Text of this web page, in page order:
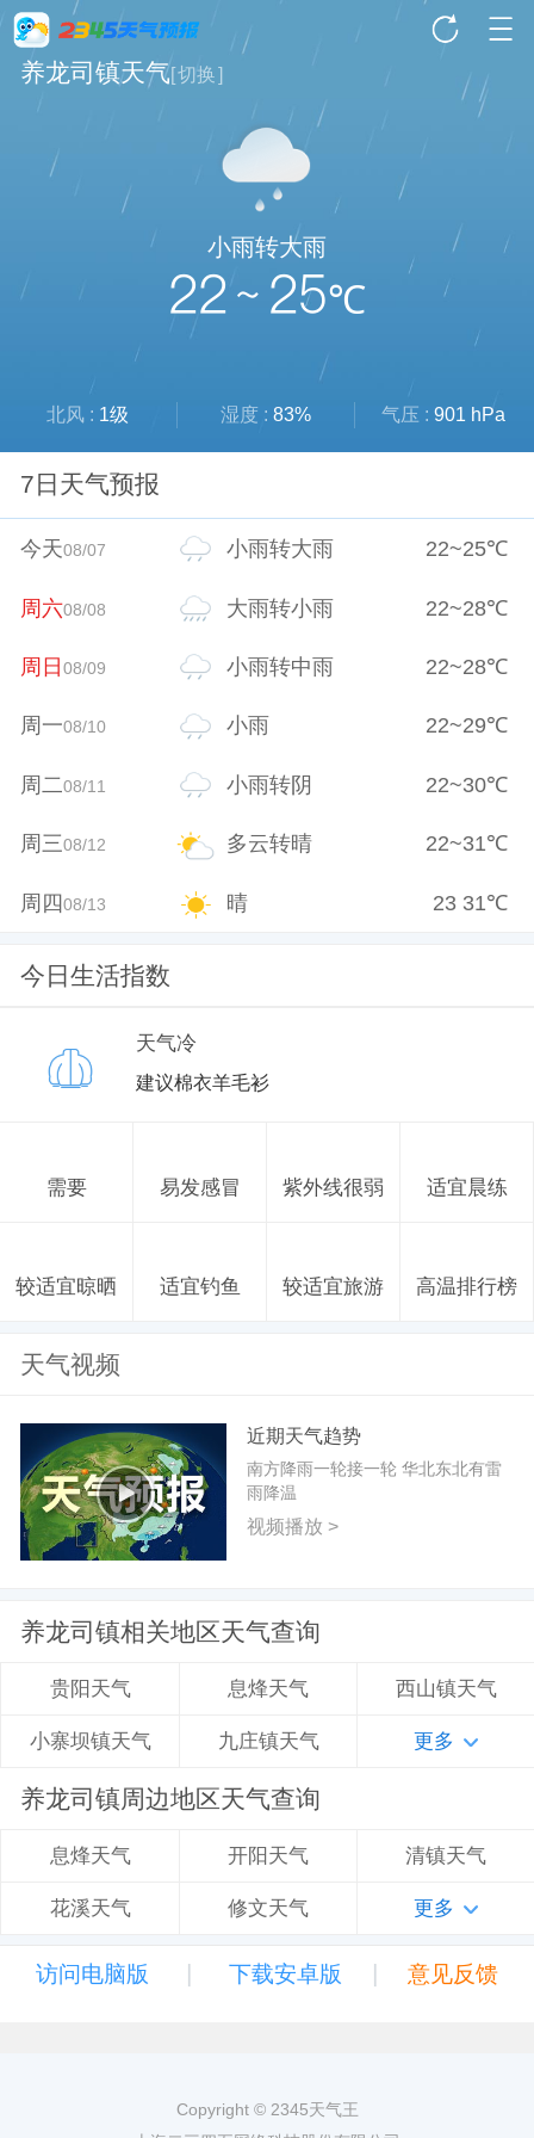
养龙司镇天气[切换]
小雨转大雨
22 ~ 25℃
北风 : 1级 湿度 : 83% 气压 : 901 hPa
7日天气预报
今天08/07 小雨转大雨 22~25℃
周六08/08 大雨转小雨 22~28℃
周日08/09 小雨转中雨 22~28℃
周一08/10 小雨 22~29℃
周二08/11 小雨转阴 22~30℃
周三08/12 多云转晴 22~31℃
周四08/13 晴 23 31℃
今日生活指数
天气冷
建议棉衣羊毛衫
需要 易发感冒 紫外线很弱 适宜晨练
较适宜晾晒 适宜钓鱼 较适宜旅游 高温排行榜
天气视频
近期天气趋势
南方降雨一轮接一轮 华北东北有雷
雨降温
视频播放 >
养龙司镇相关地区天气查询
贵阳天气 息烽天气 西山镇天气
小寨坝镇天气 九庄镇天气 更多
养龙司镇周边地区天气查询
息烽天气 开阳天气 清镇天气
花溪天气 修文天气 更多
访问电脑版 | 下载安卓版 | 意见反馈
Copyright © 2345天气王